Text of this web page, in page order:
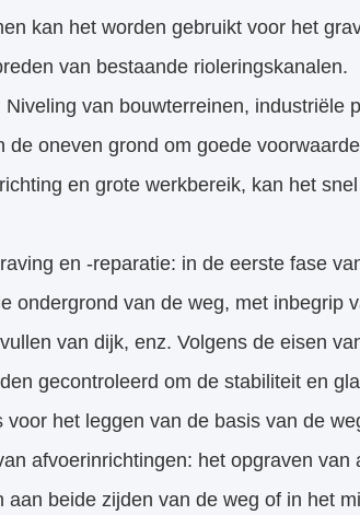
kan het worden gebruikt voor het
van bestaande rioleringskanalen.
van bouwterreinen, industriële
de oneven grond om goede
en grote werkbereik, kan het
en -reparatie: in de eerste fase
ondergrond van de weg, met inbegrip
van dijk, enz. Volgens de eisen
gecontroleerd om de stabiliteit en
voor het leggen van de basis van de
afvoerinrichtingen: het opgraven
aan beide zijden van de weg of in het